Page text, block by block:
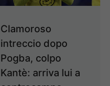
Clamoroso
intreccio dopo
Pogba, colpo
Kantè: arriva lui a